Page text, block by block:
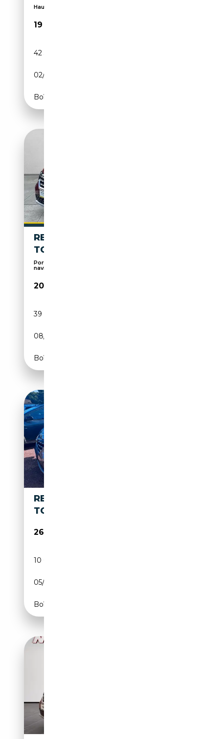
Haustürlieferung ab 250,00€
19 777€
42 311 km
02/2024
Boîte manuelle
RENAULT KANGOO INTENS
TCE 130 NAVI+KAMERA+LED
Porte-bagages, Airbag conducteur, Système de
navig...
20 890€
39 245 km
08/2022
Boîte manuelle
RENAULT KANGOO TECHNO
TCE 130 EDC
26 900€
10 000 km
05/2023
Boîte automatique